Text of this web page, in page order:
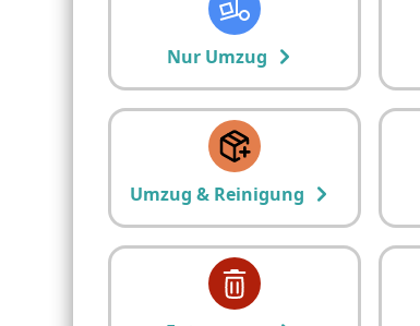
Nur Umzug
Umzug & Reinigung